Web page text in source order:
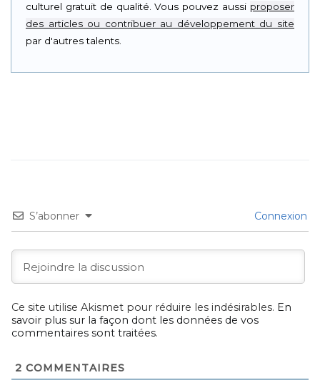
culturel gratuit de qualité. Vous pouvez aussi proposer
des articles ou contribuer au développement du site
par d'autres talents.
S’abonner Connexion
Ce site utilise Akismet pour réduire les indésirables. En
savoir plus sur la façon dont les données de vos
commentaires sont traitées.
2 COMMENTAIRES